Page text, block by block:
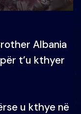
Albania
t’u kthyer
u kthye në